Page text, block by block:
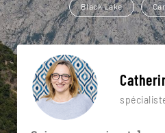
Black Lake